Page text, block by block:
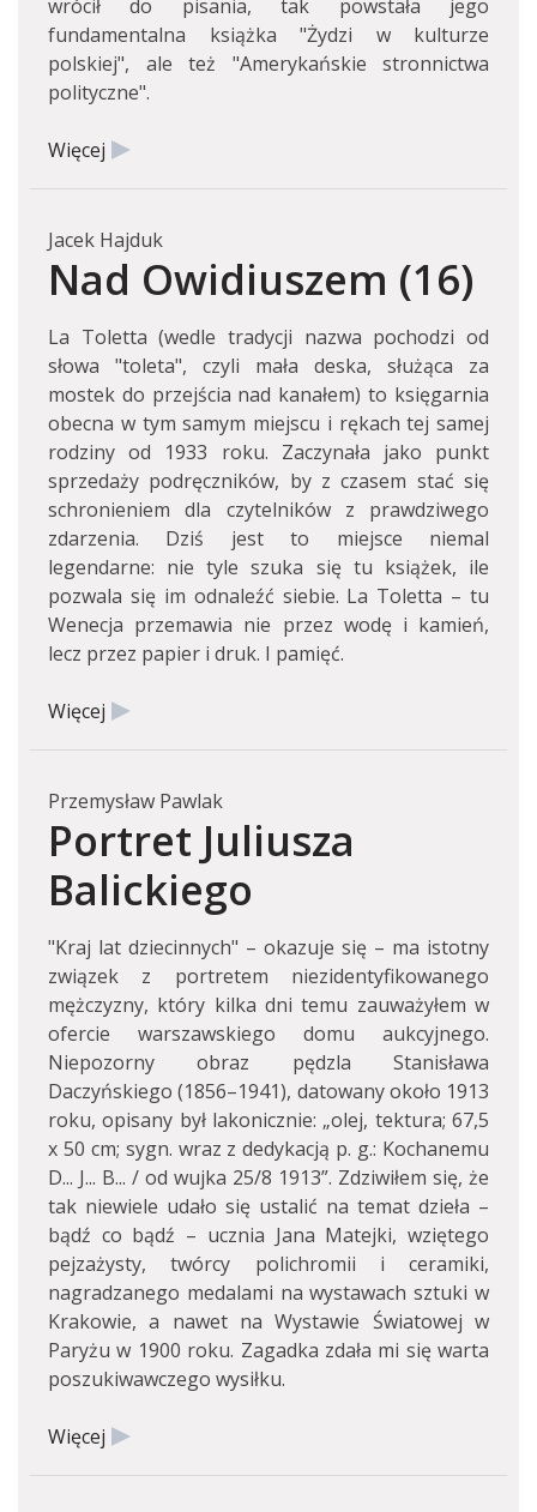
wrócił do pisania, tak powstała jego
fundamentalna książka "Żydzi w kulturze
polskiej", ale też "Amerykańskie stronnictwa
polityczne".
Więcej
Jacek Hajduk
Nad Owidiuszem (16)
La Toletta (wedle tradycji nazwa pochodzi od
słowa "toleta", czyli mała deska, służąca za
mostek do przejścia nad kanałem) to księgarnia
obecna w tym samym miejscu i rękach tej samej
rodziny od 1933 roku. Zaczynała jako punkt
sprzedaży podręczników, by z czasem stać się
schronieniem dla czytelników z prawdziwego
zdarzenia. Dziś jest to miejsce niemal
legendarne: nie tyle szuka się tu książek, ile
pozwala się im odnaleźć siebie. La Toletta – tu
Wenecja przemawia nie przez wodę i kamień,
lecz przez papier i druk. I pamięć.
Więcej
Przemysław Pawlak
Portret Juliusza
Balickiego
"Kraj lat dziecinnych" – okazuje się – ma istotny
związek z portretem niezidentyfikowanego
mężczyzny, który kilka dni temu zauważyłem w
ofercie warszawskiego domu aukcyjnego.
Niepozorny obraz pędzla Stanisława
Daczyńskiego (1856–1941), datowany około 1913
roku, opisany był lakonicznie: „olej, tektura; 67,5
x 50 cm; sygn. wraz z dedykacją p. g.: Kochanemu
D... J... B... / od wujka 25/8 1913”. Zdziwiłem się, że
tak niewiele udało się ustalić na temat dzieła –
bądź co bądź – ucznia Jana Matejki, wziętego
pejzażysty, twórcy polichromii i ceramiki,
nagradzanego medalami na wystawach sztuki w
Krakowie, a nawet na Wystawie Światowej w
Paryżu w 1900 roku. Zagadka zdała mi się warta
poszukiwawczego wysiłku.
Więcej